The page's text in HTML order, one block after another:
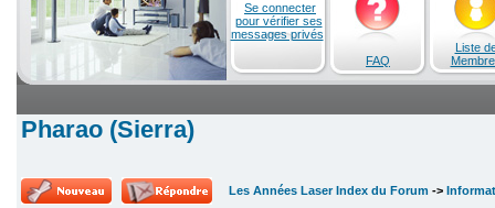
Se connecter
pour vérifier ses
messages privés
FAQ
Liste
Pharao (Sierra)
Les Années Laser Index du Forum ->